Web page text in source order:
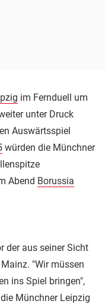
im Fernduell um
unter Druck
Auswärtsspiel
würden die Münchner
Abend Borussia
der aus seiner Sicht
"Wir müssen
ins Spiel bringen",
Münchner Leipzig